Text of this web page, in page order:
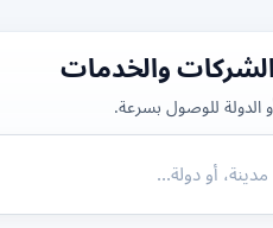
والخدمات
الدولة للوصول بسرعة.